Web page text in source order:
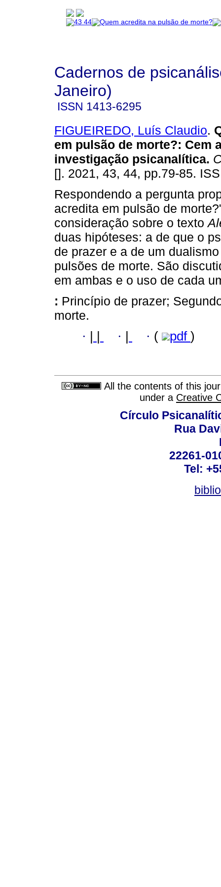
Cadernos de
Janeiro)
ISSN 1413-6295
FIGUEIREDO, Luís Claudio.
em pulsão de morte?: Cem
investigação psicanalítica.
[]. 2021, 43, 44, pp.79-85.
Respondendo a pergunta
acredita em pulsão de
consideração sobre o texto
duas hipóteses: a de que o
de prazer e a de um
pulsões de morte. São
em ambas e o uso de cada
: Princípio de prazer;
morte.
· · · ( pdf )
All the contents of this
under a Creative
Círculo
Rua
22261-
Tel: